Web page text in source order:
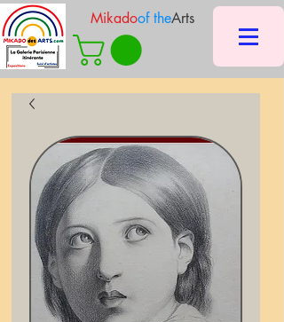
Mikadoof theArts